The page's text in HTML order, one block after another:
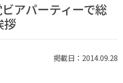
アパーティーで総
拶
掲載日：2014.09.28